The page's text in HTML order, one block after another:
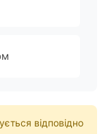
відповідно